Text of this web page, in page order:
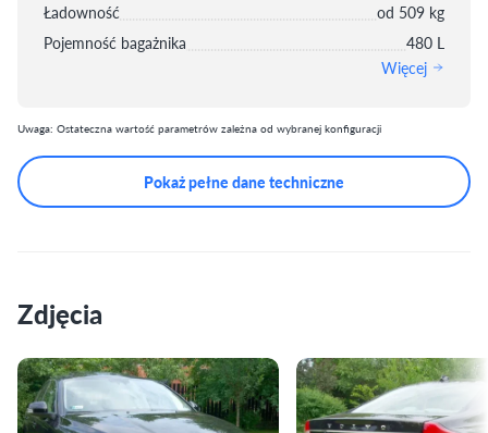
Ładowność
od 509 kg
Pojemność bagażnika
480 L
Więcej
Uwaga: Ostateczna wartość parametrów zależna od wybranej konfiguracji
Pokaż pełne dane techniczne
Zdjęcia